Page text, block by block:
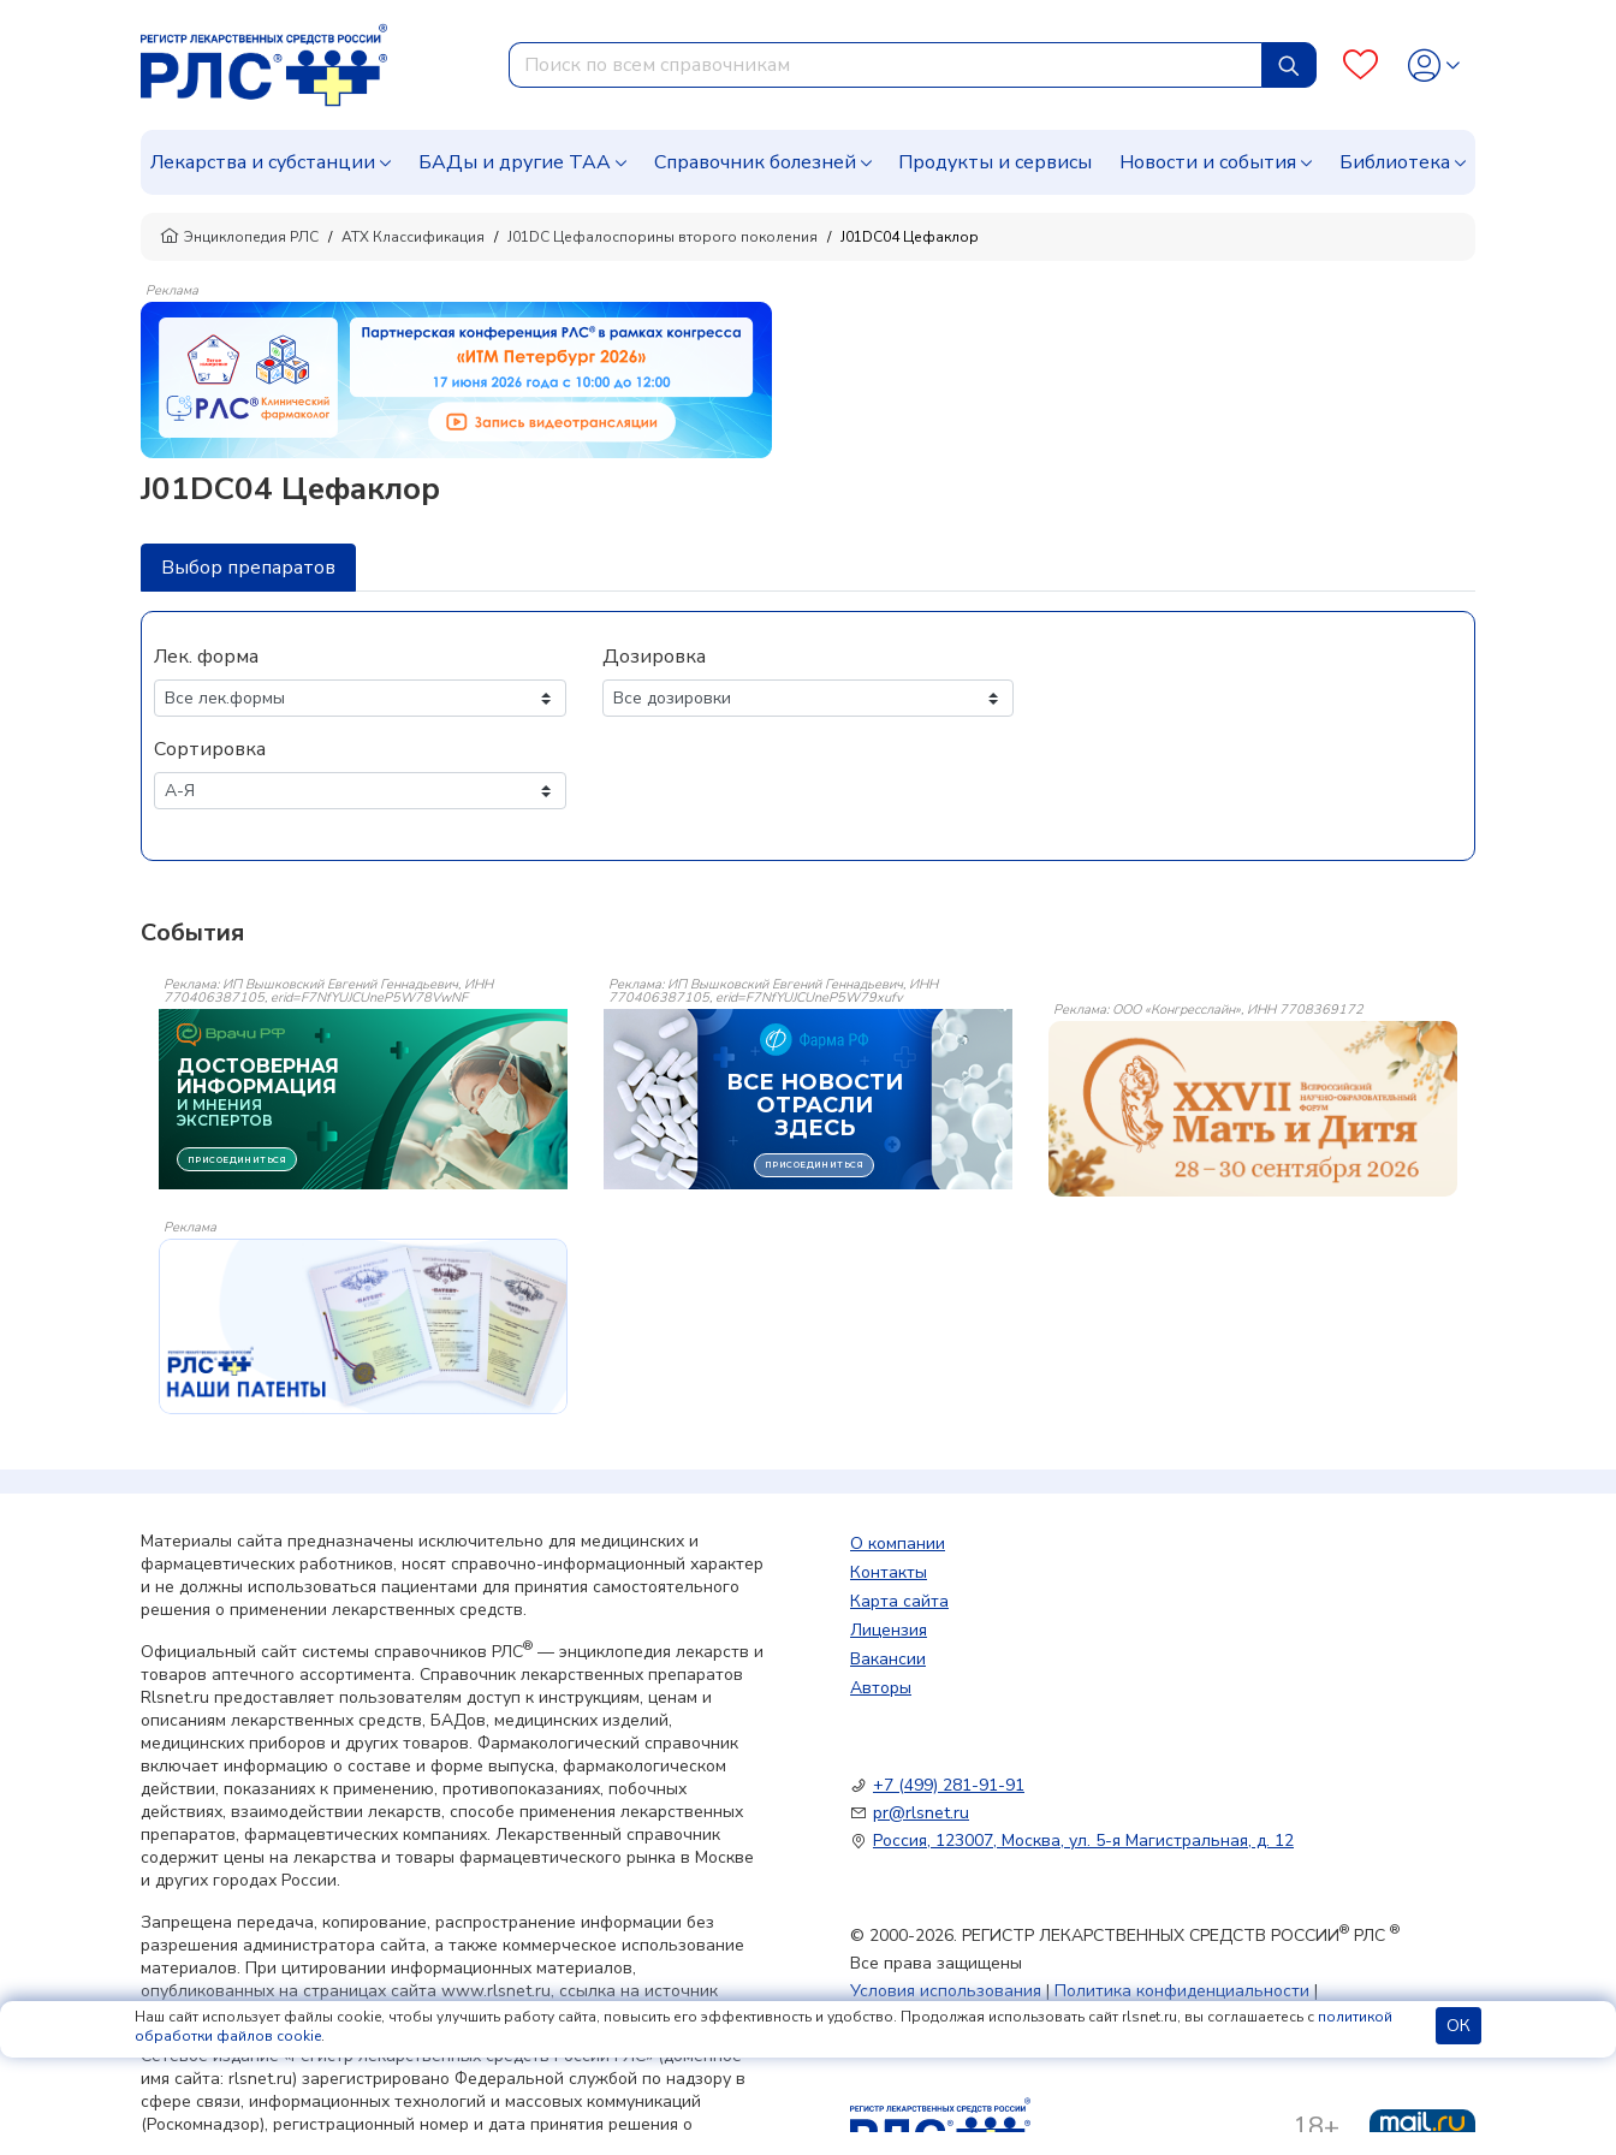
Лекарства и субстанции БАДы и другие ТАА Справочник болезней Продукты и сервисы Новости и события Библиотека
Энциклопедия РЛС АТХ Классификация J01DC Цефалоспорины второго поколения J01DC04 Цефаклор
Реклама
J01DC04 Цефаклор
Выбор препаратов
Лек. форма Дозировка
Сортировка
События
Реклама: ИП Вышковский Евгений Геннадьевич, ИНН
770406387105, erid=F7NfYUJCUneP5W78VwNF
Реклама: ИП Вышковский Евгений Геннадьевич, ИНН
770406387105, erid=F7NfYUJCUneP5W79xufv
Реклама: ООО «Конгресслайн», ИНН 7708369172
Реклама
Материалы сайта предназначены исключительно для медицинских и
фармацевтических работников, носят справочно-информационный характер
и не должны использоваться пациентами для принятия самостоятельного
решения о применении лекарственных средств.
Официальный сайт системы справочников РЛС® — энциклопедия лекарств и
товаров аптечного ассортимента. Справочник лекарственных препаратов
Rlsnet.ru предоставляет пользователям доступ к инструкциям, ценам и
описаниям лекарственных средств, БАДов, медицинских изделий,
медицинских приборов и других товаров. Фармакологический справочник
включает информацию о составе и форме выпуска, фармакологическом
действии, показаниях к применению, противопоказаниях, побочных
действиях, взаимодействии лекарств, способе применения лекарственных
препаратов, фармацевтических компаниях. Лекарственный справочник
содержит цены на лекарства и товары фармацевтического рынка в Москве
и других городах России.
Запрещена передача, копирование, распространение информации без
разрешения администратора сайта, а также коммерческое использование
материалов. При цитировании информационных материалов,
опубликованных на страницах сайта www.rlsnet.ru, ссылка на источник
информации обязательна.
Сетевое издание «Регистр лекарственных средств России РЛС» (доменное
имя сайта: rlsnet.ru) зарегистрировано Федеральной службой по надзору в
сфере связи, информационных технологий и массовых коммуникаций
(Роскомнадзор), регистрационный номер и дата принятия решения о
О компании
Контакты
Карта сайта
Лицензия
Вакансии
Авторы
+7 (499) 281-91-91
pr@rlsnet.ru
Россия, 123007, Москва, ул. 5-я Магистральная, д. 12
© 2000-2026. РЕГИСТР ЛЕКАРСТВЕННЫХ СРЕДСТВ РОССИИ® РЛС ®
Все права защищены
Условия использования|Политика конфиденциальности|
Политика обработки файлов cookie
18+
Наш сайт использует файлы cookie, чтобы улучшить работу сайта, повысить его эффективность и удобство. Продолжая использовать сайт rlsnet.ru, вы соглашаетесь с политикой
обработки файлов cookie. ОК